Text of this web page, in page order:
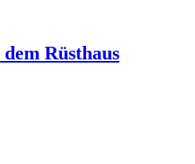
Rüsthaus